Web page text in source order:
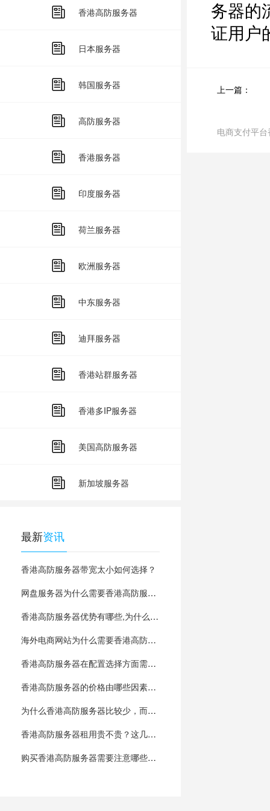
香港高防服务器
日本服务器
韩国服务器
高防服务器
香港服务器
印度服务器
荷兰服务器
欧洲服务器
中东服务器
迪拜服务器
香港站群服务器
香港多IP服务器
美国高防服务器
新加坡服务器
最新资讯
香港高防服务器带宽太小如何选择？
网盘服务器为什么需要香港高防服务器
香港高防服务器优势有哪些,为什么比较少?
海外电商网站为什么需要香港高防服务器？
香港高防服务器在配置选择方面需要注意什么？
香港高防服务器的价格由哪些因素决定？
为什么香港高防服务器比较少，而且价格非常贵
香港高防服务器租用贵不贵？这几点影响很大
购买香港高防服务器需要注意哪些方面的问题
务器的
证用户
上一篇：
电商支付平